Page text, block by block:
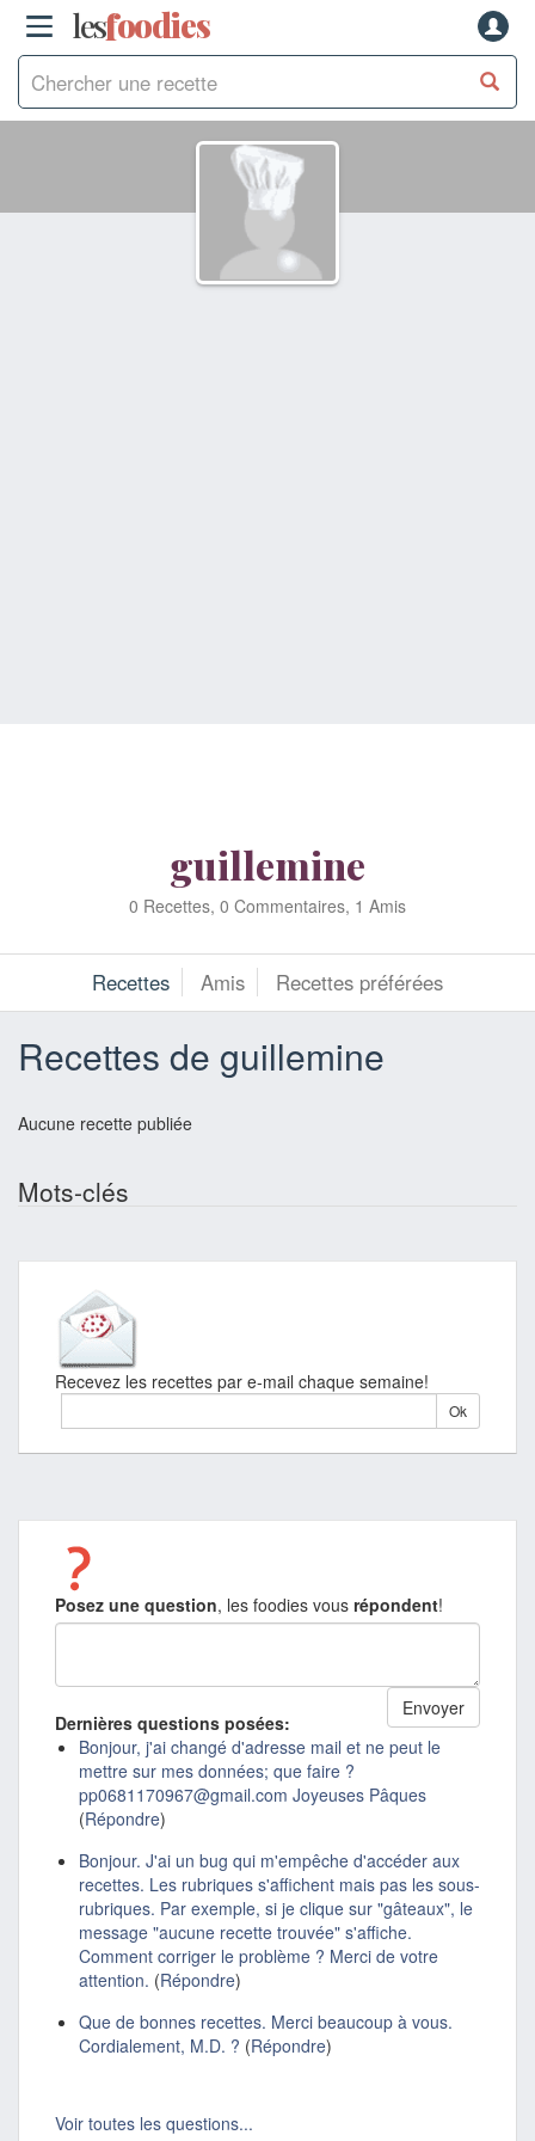
lesfoodies
guillemine
0 Recettes, 0 Commentaires, 1 Amis
Recettes Amis Recettes préférées
Recettes de guillemine
Aucune recette publiée
Mots-clés
Recevez les recettes par e-mail chaque semaine!
Posez une question, les foodies vous répondent!
Dernières questions posées:
Bonjour, j'ai changé d'adresse mail et ne peut le
mettre sur mes données; que faire ?
pp0681170967@gmail.com Joyeuses Pâques
(Répondre)
Bonjour. J'ai un bug qui m'empêche d'accéder aux
recettes. Les rubriques s'affichent mais pas les sous-
rubriques. Par exemple, si je clique sur "gâteaux", le
message "aucune recette trouvée" s'affiche.
Comment corriger le problème ? Merci de votre
attention. (Répondre)
Que de bonnes recettes. Merci beaucoup à vous.
Cordialement, M.D. ? (Répondre)
Voir toutes les questions...